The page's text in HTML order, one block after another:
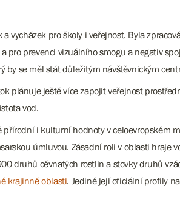
vycházek pro školy i veřejnost. Byla
pro prevenci vizuálního smogu a negativ
by se měl stát důležitým návštěvnickým
plánuje ještě více zapojit veřejnost
vod.
přírodní i kulturní hodnoty v
úmluvou. Zásadní roli v oblasti
druhů cévnatých rostlin a stovky druhů
krajinné oblasti. Jediné její oficiální profily